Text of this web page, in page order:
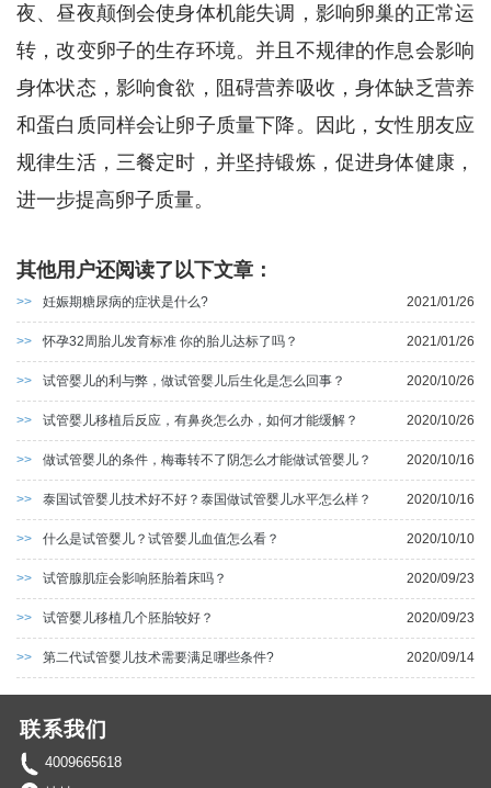
夜、昼夜颠倒会使身体机能失调，影响卵巢的正常运
转，改变卵子的生存环境。并且不规律的作息会影响
身体状态，影响食欲，阻碍营养吸收，身体缺乏营养
和蛋白质同样会让卵子质量下降。因此，女性朋友应
规律生活，三餐定时，并坚持锻炼，促进身体健康，
进一步提高卵子质量。
其他用户还阅读了以下文章：
>> 妊娠期糖尿病的症状是什么? 2021/01/26
>> 怀孕32周胎儿发育标准 你的胎儿达标了吗？ 2021/01/26
>> 试管婴儿的利与弊，做试管婴儿后生化是怎么回事？ 2020/10/26
>> 试管婴儿移植后反应，有鼻炎怎么办，如何才能缓解？ 2020/10/26
>> 做试管婴儿的条件，梅毒转不了阴怎么才能做试管婴儿？ 2020/10/16
>> 泰国试管婴儿技术好不好？泰国做试管婴儿水平怎么样？ 2020/10/16
>> 什么是试管婴儿？试管婴儿血值怎么看？ 2020/10/10
>> 试管腺肌症会影响胚胎着床吗？ 2020/09/23
>> 试管婴儿移植几个胚胎较好？ 2020/09/23
>> 第二代试管婴儿技术需要满足哪些条件? 2020/09/14
联系我们
4009665618